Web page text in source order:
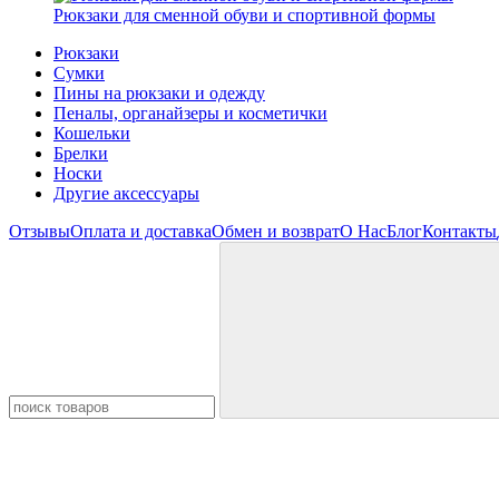
Рюкзаки для сменной обуви и спортивной формы
Рюкзаки
Сумки
Пины на рюкзаки и одежду
Пеналы, органайзеры и косметички
Кошельки
Брелки
Носки
Другие аксессуары
ОтзывыОплата и доставкаОбмен и возвратО НасБлогКонтакты